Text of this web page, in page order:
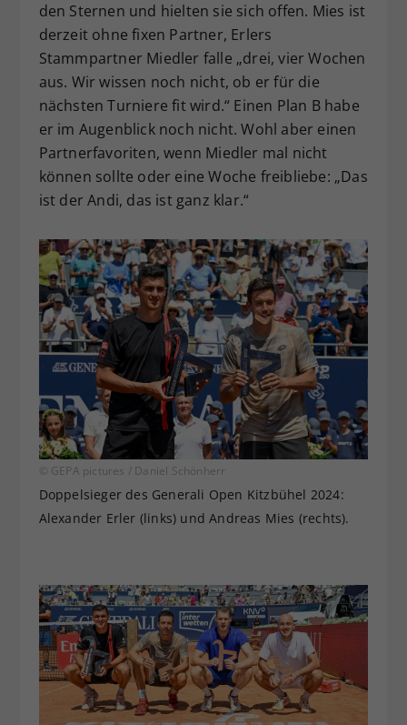
den Sternen und hielten sie sich offen. Mies ist
derzeit ohne fixen Partner, Erlers
Stammpartner Miedler falle „drei, vier Wochen
aus. Wir wissen noch nicht, ob er für die
nächsten Turniere fit wird.“ Einen Plan B habe
er im Augenblick noch nicht. Wohl aber einen
Partnerfavoriten, wenn Miedler mal nicht
können sollte oder eine Woche freibliebe: „Das
ist der Andi, das ist ganz klar.“
© GEPA pictures / Daniel Schönherr
Doppelsieger des Generali Open Kitzbühel 2024:
Alexander Erler (links) und Andreas Mies (rechts).